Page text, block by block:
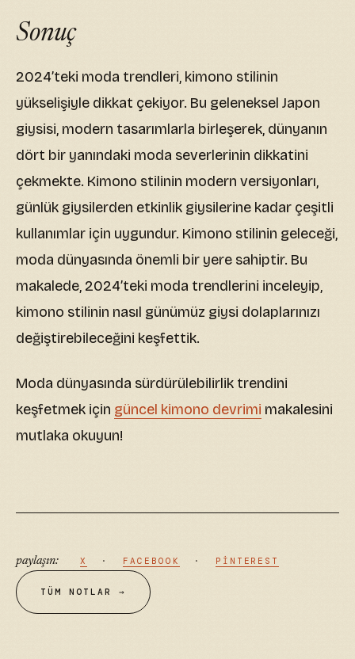
Sonuç
2024’teki moda trendleri, kimono stilinin
yükselişiyle dikkat çekiyor. Bu geleneksel Japon
giysisi, modern tasarımlarla birleşerek, dünyanın
dört bir yanındaki moda severlerinin dikkatini
çekmekte. Kimono stilinin modern versiyonları,
günlük giysilerden etkinlik giysilerine kadar çeşitli
kullanımlar için uygundur. Kimono stilinin geleceği,
moda dünyasında önemli bir yere sahiptir. Bu
makalede, 2024’teki moda trendlerini inceleyip,
kimono stilinin nasıl günümüz giysi dolaplarınızı
değiştirebileceğini keşfettik.
Moda dünyasında sürdürülebilirlik trendini
keşfetmek için güncel kimono devrimi makalesini
mutlaka okuyun!
paylaşın: X · FACEBOOK · PINTEREST
TÜM NOTLAR →